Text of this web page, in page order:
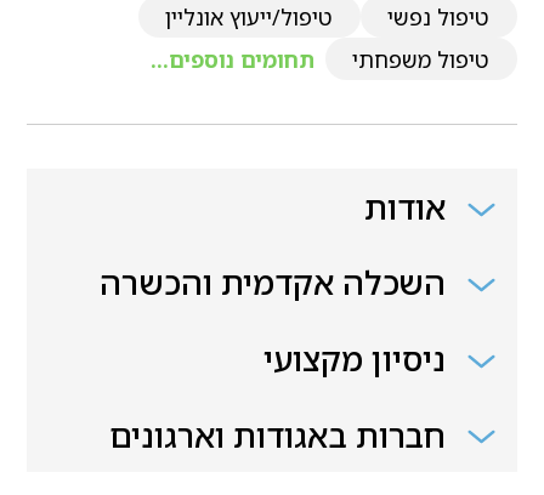
טיפול נפשי
טיפול/ייעוץ אונליין
טיפול משפחתי
תחומים נוספים...
אודות
השכלה אקדמית והכשרה
ניסיון מקצועי
חברות באגודות וארגונים